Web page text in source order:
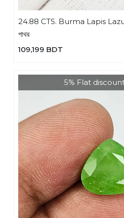
24.88 CTS. Burma Lapis Lazuli
পাথর
109,199 BDT
5% Flat